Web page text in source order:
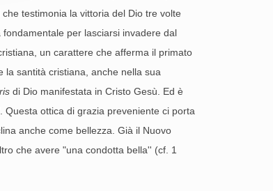
testimonia la vittoria del Dio tre volte
per lasciarsi invadere dal
un carattere che afferma il primato
la santità cristiana, anche nella sua
di Dio manifestata in Cristo Gesù. Ed è
ottica di grazia preveniente ci porta
anche come bellezza. Già il Nuovo
che avere "una condotta bella'' (cf. 1